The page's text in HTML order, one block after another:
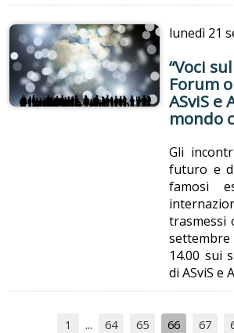
lunedì 21
“Voci
Forum
ASviS e
mondo
Gli
futuro e
famosi
trasmessi
14.00 sui
di ASviS e
1 64 65 66 67